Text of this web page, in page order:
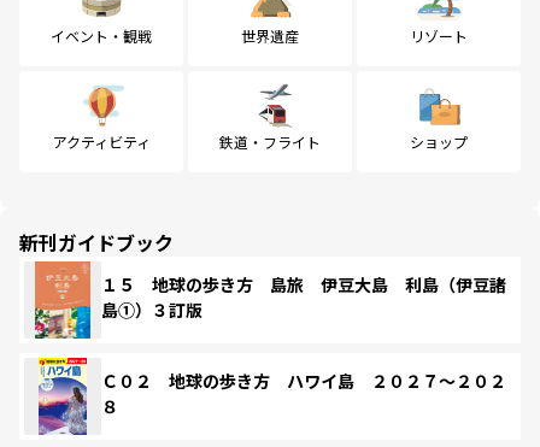
イベント・観戦 世界遺産 リゾート
アクティビティ 鉄道・フライト ショップ
新刊ガイドブック
１５ 地球の歩き方 島旅 伊豆大島 利島（伊豆諸
島①）３訂版
Ｃ０２ 地球の歩き方 ハワイ島 ２０２７～２０２
８